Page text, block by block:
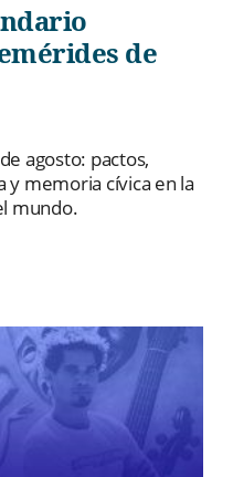
de
agosto: pactos,
y memoria cívica en la
mundo.